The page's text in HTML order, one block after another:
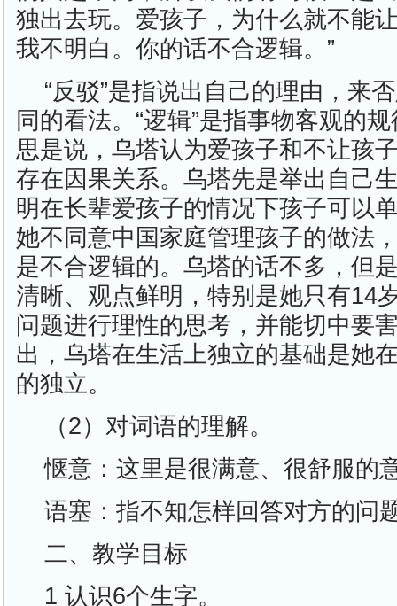
独出去玩。爱孩子，为什么就不能
我不明白。你的话不合逻辑。”
“反驳”是指说出自己的理由，来
同的看法。“逻辑”是指事物客观的
思是说，乌塔认为爱孩子和不让孩
存在因果关系。乌塔先是举出自己
明在长辈爱孩子的情况下孩子可以
她不同意中国家庭管理孩子的做法
是不合逻辑的。乌塔的话不多，但
清晰、观点鲜明，特别是她只有14
问题进行理性的思考，并能切中要
出，乌塔在生活上独立的基础是她
的独立。
（2）对词语的理解。
惬意：这里是很满意、很舒服的
语塞：指不知怎样回答对方的问
二、教学目标
1 认识6个生字。